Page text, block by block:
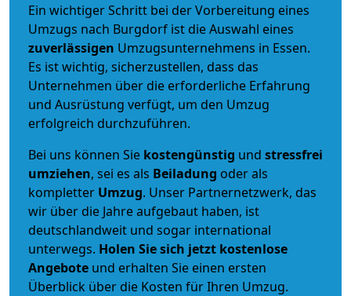
Ein wichtiger Schritt bei der Vorbereitung eines
Umzugs nach Burgdorf ist die Auswahl eines
zuverlässigen Umzugsunternehmens in Essen.
Es ist wichtig, sicherzustellen, dass das
Unternehmen über die erforderliche Erfahrung
und Ausrüstung verfügt, um den Umzug
erfolgreich durchzuführen.
Bei uns können Sie kostengünstig und stressfrei
umziehen, sei es als Beiladung oder als
kompletter Umzug. Unser Partnernetzwerk, das
wir über die Jahre aufgebaut haben, ist
deutschlandweit und sogar international
unterwegs. Holen Sie sich jetzt kostenlose
Angebote und erhalten Sie einen ersten
Überblick über die Kosten für Ihren Umzug.